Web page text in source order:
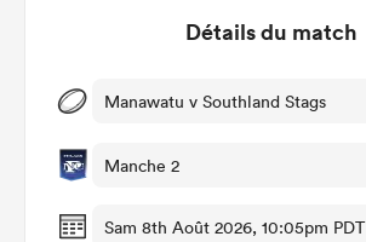
Détails du match
Manawatu v Southland Stags
Manche 2
Sam 8th Août 2026, 10:05pm PDT